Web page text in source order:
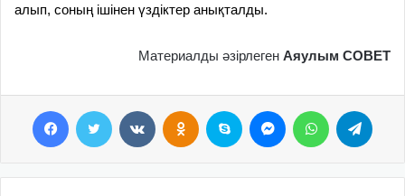
алып, соның ішінен үздіктер анықталды.
Материалды әзірлеген Аяулым СОВЕТ